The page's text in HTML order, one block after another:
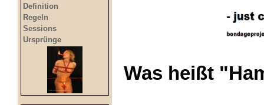
Definition
Regeln
Sessions
Ursprünge
Was heißt